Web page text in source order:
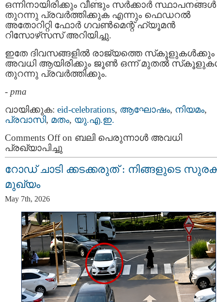
ഒന്നിനായിരിക്കും വീണ്ടും സർക്കാർ സ്ഥാപനങ്ങൾ
തുറന്നു പ്രവർത്തിക്കുക എന്നും ഫെഡറൽ
അതോറിറ്റി ഫോർ ഗവൺമെന്റ് ഹ്യൂമൻ
റിസോഴ്‌സസ് അറിയിച്ചു.
ഇതേ ദിവസങ്ങളിൽ രാജ്യത്തെ സ്‌കൂളുകൾക്കും
അവധി ആയിരിക്കും ജൂൺ ഒന്ന് മുതൽ
തുറന്നു പ്രവർത്തിക്കും.
- pma
വായിക്കുക: eid-celebrations, ആഘോഷം, നിയമം,
പ്രവാസി, മതം, യു.എ.ഇ.
Comments Offon ബലി പെരുന്നാൾ അവധി
പ്രഖ്യാപിച്ചു
റോഡ് ചാടി ക്കടക്കരുത് : നിങ്ങളുടെ
മുഖ്യം
May 7th, 2026